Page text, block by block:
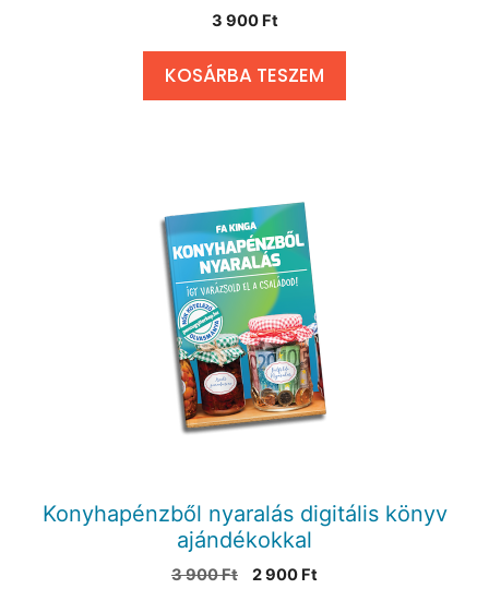
3 900 Ft
KOSÁRBA TESZEM
Konyhapénzből nyaralás digitális könyv
ajándékokkal
3 900Ft 2 900 Ft